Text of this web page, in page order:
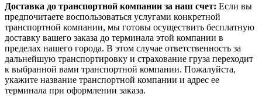
Доставка до транспортной компании за наш счет: Если вы
предпочитаете воспользоваться услугами конкретной
транспортной компании, мы готовы осуществить бесплатную
доставку вашего заказа до терминала этой компании в
пределах нашего города. В этом случае ответственность за
дальнейшую транспортировку и страхование груза переходит
к выбранной вами транспортной компании. Пожалуйста,
укажите название транспортной компании и адрес ее
терминала при оформлении заказа.